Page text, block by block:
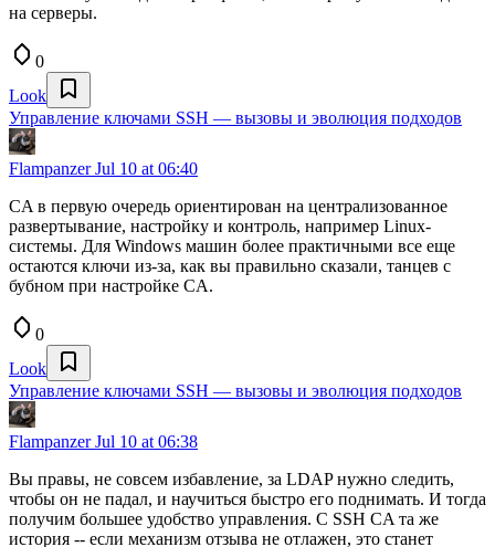
на серверы.
0
Look
Управление ключами SSH — вызовы и эволюция подходов
FlampanzerJul 10 at 06:40
CA в первую очередь ориентирован на централизованное
развертывание, настройку и контроль, например Linux-
системы. Для Windows машин более практичными все еще
остаются ключи из-за, как вы правильно сказали, танцев с
бубном при настройке CA.
0
Look
Управление ключами SSH — вызовы и эволюция подходов
FlampanzerJul 10 at 06:38
Вы правы, не совсем избавление, за LDAP нужно следить,
чтобы он не падал, и научиться быстро его поднимать. И тогда
получим большее удобство управления. С SSH CA та же
история -- если механизм отзыва не отлажен, это станет